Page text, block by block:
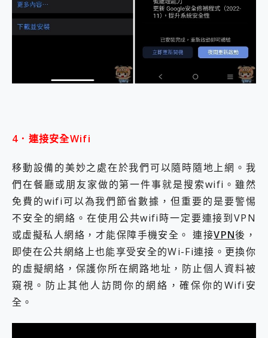
4．連接安全Wifi
移動設備的美妙之處在於我們可以隨時隨地上網。我
們在餐廳或朋友家做的第一件事就是搜索wifi。雖然
免費的wifi可以為我們節省數據，但重要的是要警惕
不安全的網絡。在使用公共wifi時一定要連接到VPN
或虛擬私人網絡，才能保障手機安全。 連接VPN後，
即使在公共網絡上也能享受安全的Wi-Fi連接。更換你
的虛擬網絡，保護你所在網路地址，防止個人資料被
窺視。防止其他人訪問你的網絡，確保你的Wifi安
全。